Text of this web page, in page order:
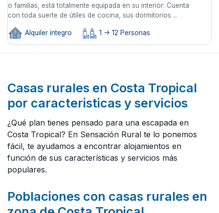
o familias, está totalmente equipada en su interior: Cuenta
con toda suerte de útiles de cocina, sus dormitorios ...
Alquiler íntegro 1 -> 12 Personas
Casas rurales en Costa Tropical
por caracteristicas y servicios
¿Qué plan tienes pensado para una escapada en
Costa Tropical? En Sensación Rural te lo ponemos
fácil, te ayudamos a encontrar alojamientos en
función de sus características y servicios más
populares.
Poblaciones con casas rurales en